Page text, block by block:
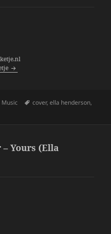
Categories
Music Tags
cover,ella henderson,
– Yours (Ella